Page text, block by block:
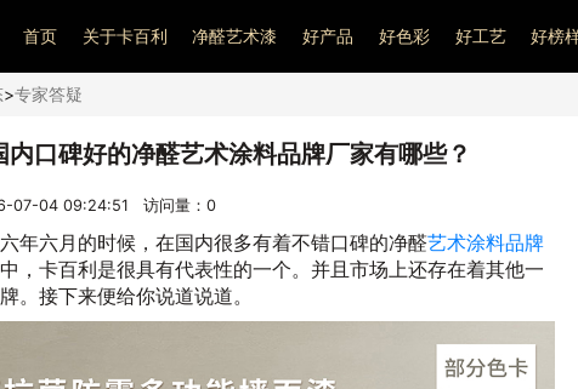
首页 关于卡百利 净醛艺术漆 好产品 好色彩 好工艺 好榜
>专家答疑
内口碑好的净醛艺术涂料品牌厂家有哪些？
07-04 09:24:51 访问量： 0
年六月的时候，在国内很多有着不错口碑的净醛艺术涂料品牌
，卡百利是很具有代表性的一个。并且市场上还存在着其他一
。接下来便给你说道说道。